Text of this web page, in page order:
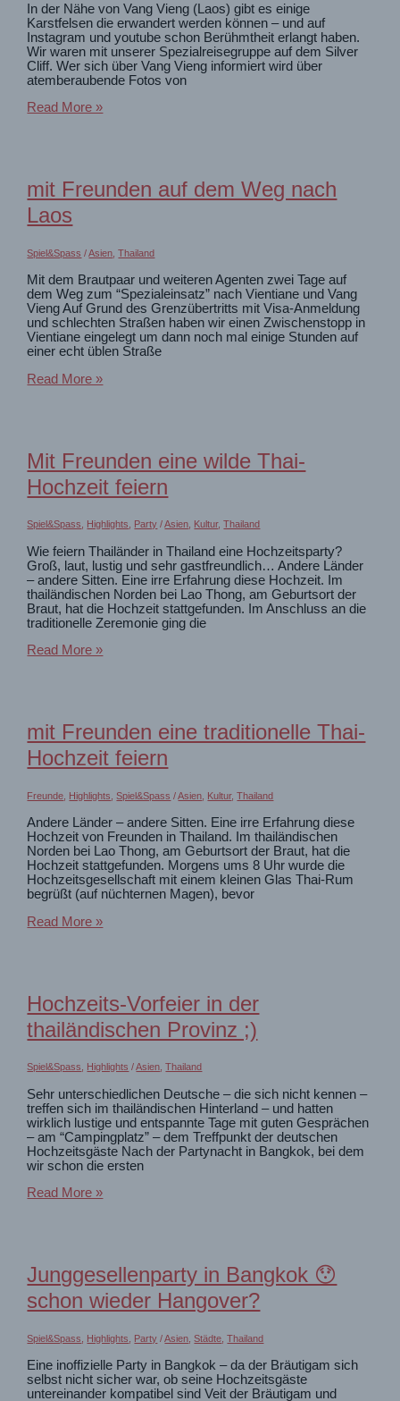
In der Nähe von Vang Vieng (Laos) gibt es einige
Karstfelsen die erwandert werden können – und auf
Instagram und youtube schon Berühmtheit erlangt haben.
Wir waren mit unserer Spezialreisegruppe auf dem Silver
Cliff. Wer sich über Vang Vieng informiert wird über
atemberaubende Fotos von
Vang
Aussichtspunkt
wandern
Read More »
mit Freunden auf dem Weg nach
Laos
Spiel&Spass /Asien ,Thailand
Mit dem Brautpaar und weiteren Agenten zwei Tage auf
dem Weg zum “Spezialeinsatz” nach Vientiane und Vang
Vieng Auf Grund des Grenzübertritts mit Visa-Anmeldung
und schlechten Straßen haben wir einen Zwischenstopp in
Vientiane eingelegt um dann noch mal einige Stunden auf
einer echt üblen Straße
mit
Laos
Read More »
Mit Freunden eine wilde Thai-
Hochzeit feiern
Spiel&Spass Highlights Party /Asien Kultur,Thailand
Wie feiern Thailänder in Thailand eine Hochzeitsparty?
Groß, laut, lustig und sehr gastfreundlich… Andere Länder
– andere Sitten. Eine irre Erfahrung diese Hochzeit. Im
thailändischen Norden bei Lao Thong, am Geburtsort der
Braut, hat die Hochzeit stattgefunden. Im Anschluss an die
traditionelle Zeremonie ging die
Mit
Hochzeit
feiern
Read More »
mit Freunden eine traditionelle Thai-
Hochzeit feiern
Freunde Highlights ,Spiel&Spass /Asien Kultur,Thailand
Andere Länder – andere Sitten. Eine irre Erfahrung diese
Hochzeit von Freunden in Thailand. Im thailändischen
Norden bei Lao Thong, am Geburtsort der Braut, hat die
Hochzeit stattgefunden. Morgens ums 8 Uhr wurde die
Hochzeitsgesellschaft mit einem kleinen Glas Thai-Rum
begrüßt (auf nüchternen Magen), bevor
mit
feiern
Read More »
Hochzeits-Vorfeier in der
thailändischen Provinz ;)
Spiel&Spass Highlights /Asien ,Thailand
Sehr unterschiedlichen Deutsche – die sich nicht kennen –
treffen sich im thailändischen Hinterland – und hatten
wirklich lustige und entspannte Tage mit guten Gesprächen
– am “Campingplatz” – dem Treffpunkt der deutschen
Hochzeitsgäste Nach der Partynacht in Bangkok, bei dem
wir schon die ersten
Hochzeits-
Provinz
;)
Read More »
Junggesellenparty in Bangkok 😯
schon wieder Hangover?
Spiel&Spass Highlights Party /Asien ,Städte ,Thailand
Eine inoffizielle Party in Bangkok – da der Bräutigam sich
selbst nicht sicher war, ob seine Hochzeitsgäste
untereinander kompatibel sind Veit der Bräutigam und